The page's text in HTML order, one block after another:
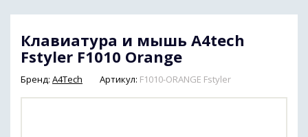
Клавиатура и мышь A4tech
Fstyler F1010 Orange
Бренд: A4Tech Артикул: F1010-ORANGE Fstyler